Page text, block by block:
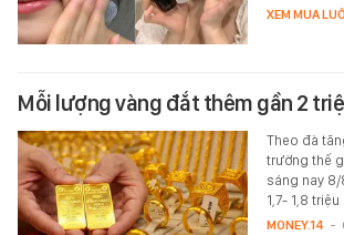
XEM MUA
Mỗi lượng vàng đắt thêm gần 2
Theo đà
trường thế
sáng nay
1,7- 1,8
MONEY.14 -